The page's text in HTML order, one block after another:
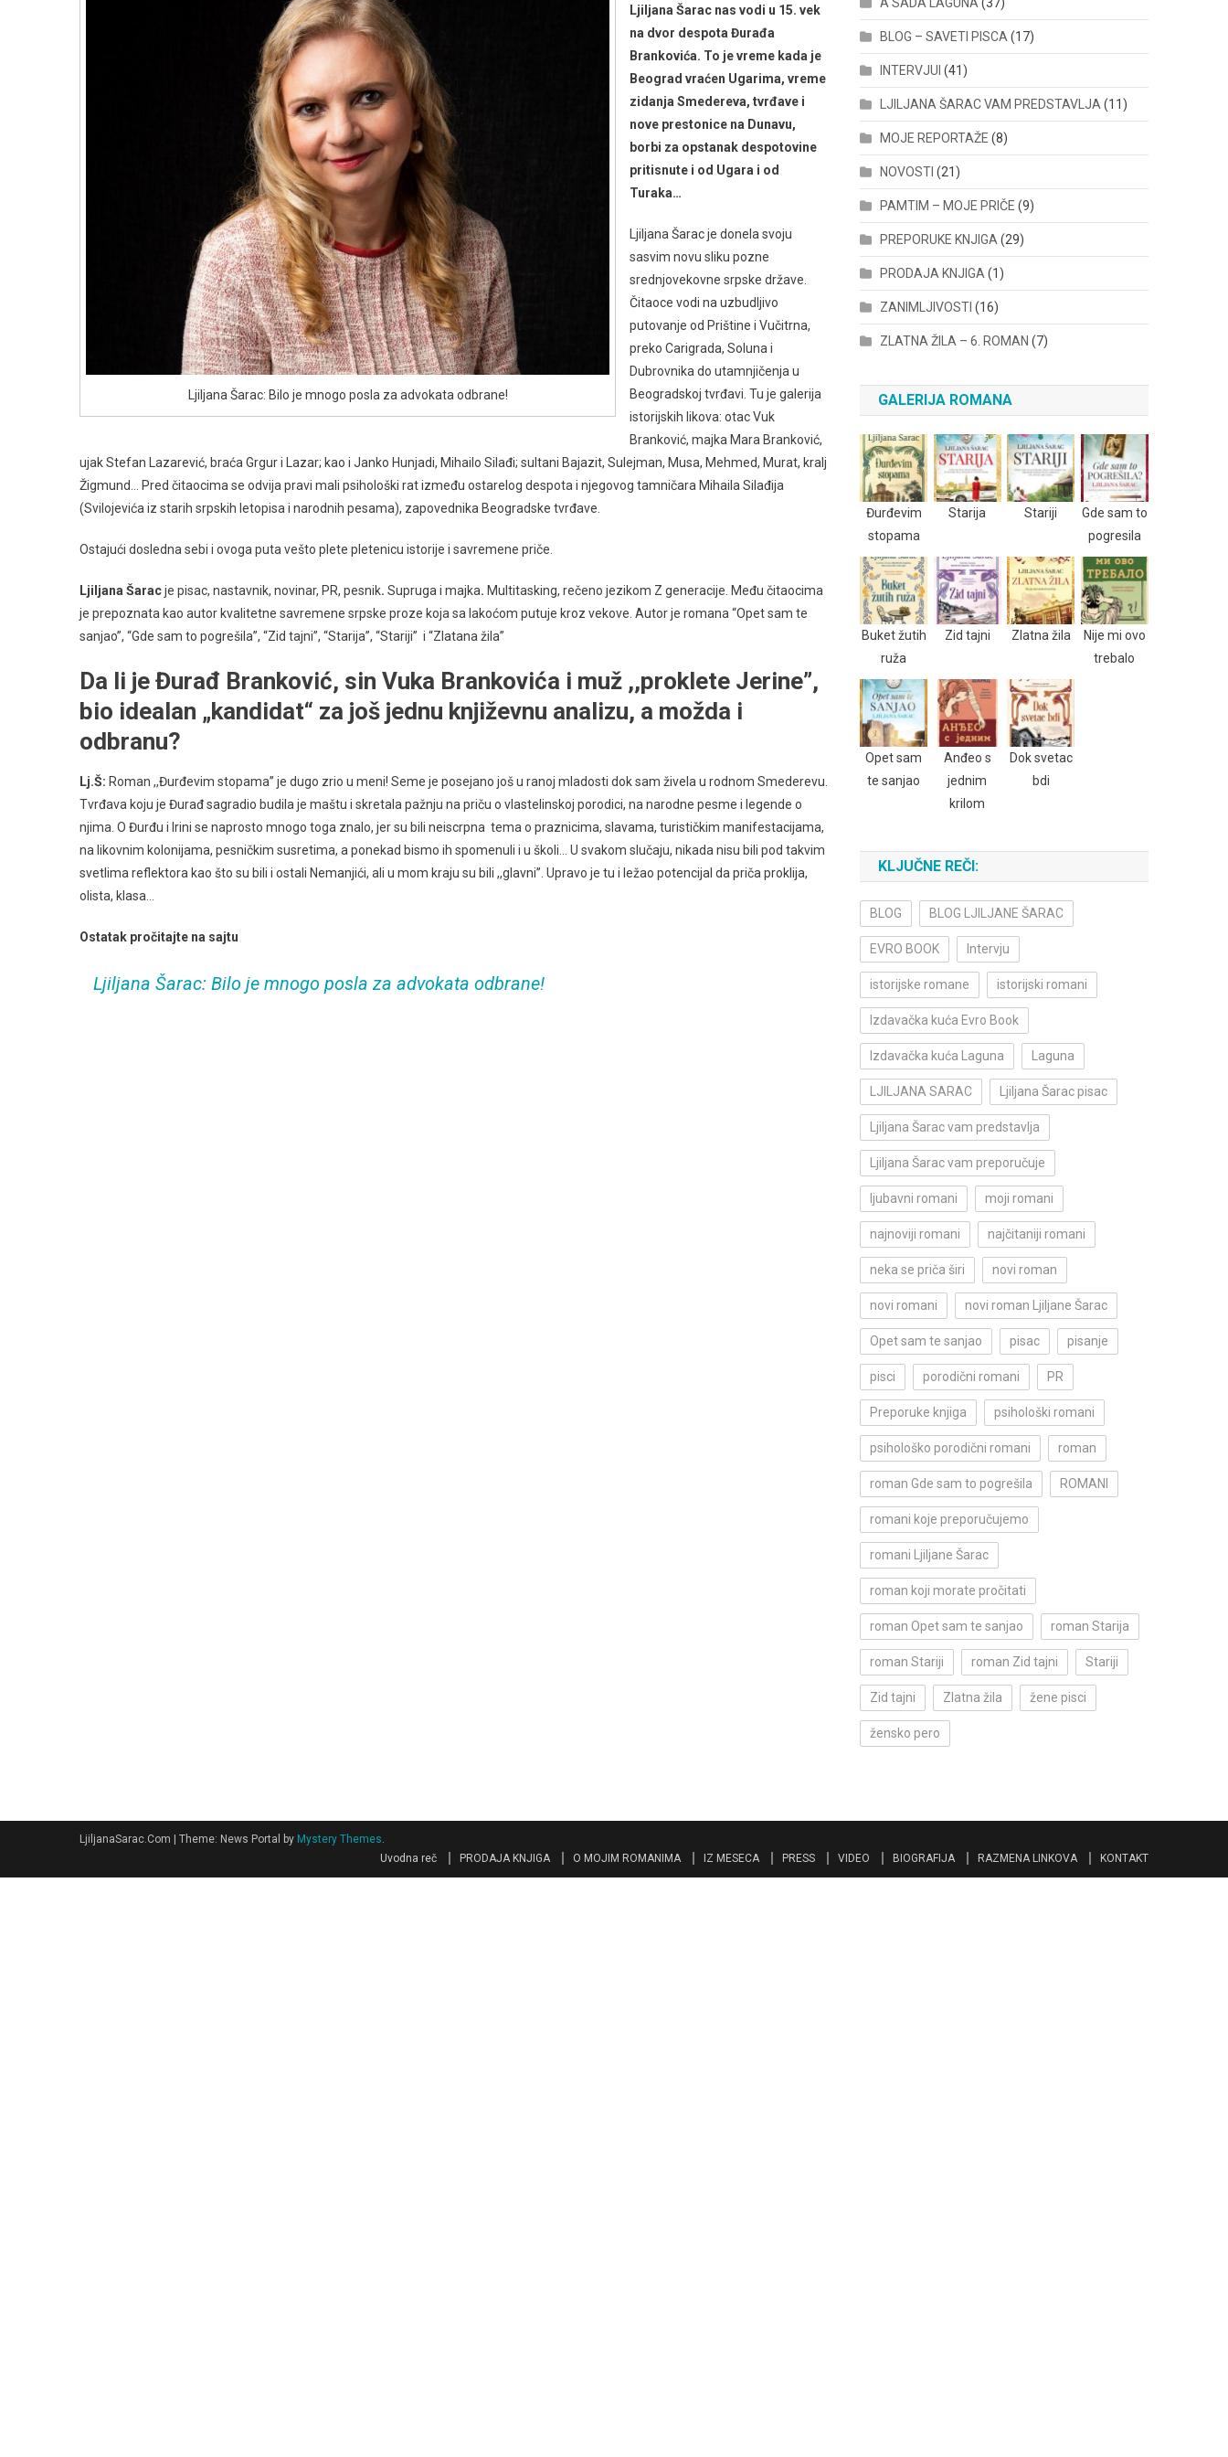
Ljiljana Šarac: Bilo je mnogo posla za advokata odbrane!
Ljiljana Šarac nas vodi u 15. vek
na dvor despota Đurađa
Brankovića. To je vreme kada je
Beograd vraćen Ugarima, vreme
zidanja Smedereva, tvrđave i
nove prestonice na Dunavu,
borbi za opstanak despotovine
pritisnute i od Ugara i od
Turaka…
Ljiljana Šarac je donela svoju
sasvim novu sliku pozne
srednjovekovne srpske države.
Čitaoce vodi na uzbudljivo
putovanje od Prištine i Vučitrna,
preko Carigrada, Soluna i
Dubrovnika do utamnjičenja u
Beogradskoj tvrđavi. Tu je galerija
istorijskih likova: otac Vuk
Branković, majka Mara Branković,
ujak Stefan Lazarević, braća Grgur i Lazar; kao i Janko Hunjadi, Mihailo Silađi; sultani Bajazit, Sulejman, Musa, Mehmed, Murat, kralj
Žigmund… Pred čitaocima se odvija pravi mali psihološki rat između ostarelog despota i njegovog tamničara Mihaila Silađija
(Svilojevića iz starih srpskih letopisa i narodnih pesama), zapovednika Beogradske tvrđave.
Ostajući dosledna sebi i ovoga puta vešto plete pletenicu istorije i savremene priče.
Ljiljana Šaracje pisac, nastavnik, novinar, PR, pesnik. Supruga i majka. Multitasking, rečeno jezikom Z generacije. Među čitaocima
je prepoznata kao autor kvalitetne savremene srpske proze koja sa lakoćom putuje kroz vekove. Autor je romana “Opet sam te
sanjao”, “Gde sam to pogrešila”, “Zid tajni”, “Starija”, “Stariji” i “Zlatana žila”
Da li je Đurađ Branković, sin Vuka Brankovića i muž ,,proklete Jerine”,
bio idealan „kandidat“ za još jednu književnu analizu, a možda i
odbranu?
Lj.Š: Roman ,,Đurđevim stopama’’ je dugo zrio u meni! Seme je posejano još u ranoj mladosti dok sam živela u rodnom Smederevu.
Tvrđava koju je Đurađ sagradio budila je maštu i skretala pažnju na priču o vlastelinskoj porodici, na narodne pesme i legende o
njima. O Đurđu i Irini se naprosto mnogo toga znalo, jer su bili neiscrpna tema o praznicima, slavama, turističkim manifestacijama,
na likovnim kolonijama, pesničkim susretima, a ponekad bismo ih spomenuli i u školi… U svakom slučaju, nikada nisu bili pod takvim
svetlima reflektora kao što su bili i ostali Nemanjići, ali u mom kraju su bili ,,glavni’’. Upravo je tu i ležao potencijal da priča proklija,
olista, klasa…
Ostatak pročitajte na sajtu
Ljiljana Šarac: Bilo je mnogo posla za advokata odbrane!
BLOG – SAVETI PISCA (17)
INTERVJUI (41)
LJILJANA ŠARAC VAM PREDSTAVLJA (11)
MOJE REPORTAŽE (8)
NOVOSTI (21)
PAMTIM – MOJE PRIČE (9)
PREPORUKE KNJIGA (29)
PRODAJA KNJIGA (1)
ZANIMLJIVOSTI (16)
ZLATNA ŽILA – 6. ROMAN (7)
GALERIJA ROMANA
Đurđevim
stopama
Starija Stariji
Gde sam to
pogresila
Buket žutih
ruža
Zid tajni Zlatna žila
Nije mi ovo
trebalo
Opet sam
te sanjao
Anđeo s
jednim
krilom
Dok svetac
bdi
KLJUČNE REČI:
BLOG BLOG LJILJANE ŠARAC
EVRO BOOK Intervju
istorijske romane istorijski romani
Izdavačka kuća Evro Book
Izdavačka kuća Laguna Laguna
LJILJANA SARAC Ljiljana Šarac pisac
Ljiljana Šarac vam predstavlja
Ljiljana Šarac vam preporučuje
ljubavni romani moji romani
najnoviji romani najčitaniji romani
neka se priča širi novi roman
novi romani novi roman Ljiljane Šarac
Opet sam te sanjao pisac pisanje
pisci porodični romani PR
Preporuke knjiga psihološki romani
psihološko porodični romani roman
roman Gde sam to pogrešila ROMANI
romani koje preporučujemo
romani Ljiljane Šarac
roman koji morate pročitati
roman Opet sam te sanjao roman Starija
roman Stariji roman Zid tajni Stariji
Zid tajni Zlatna žila žene pisci
žensko pero
LjiljanaSarac.Com Theme: News Portal by Mystery Themes.
Uvodna reč
PRODAJA KNJIGA O MOJIM ROMANIMA IZ MESECA PRESS VIDEO BIOGRAFIJA RAZMENA LINKOVA KONTAKT